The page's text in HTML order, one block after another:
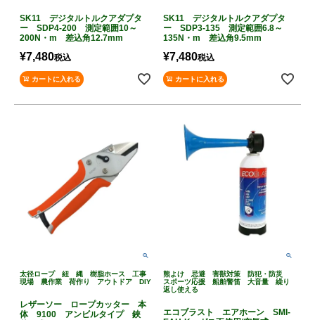
SK11 デジタルトルクアダプタ
ー SDP4-200 測定範囲10～
200N・m 差込角12.7mm
¥7,480税込
カートに入れる
SK11 デジタルトルクアダプタ
ー SDP3-135 測定範囲6.8～
135N・m 差込角9.5mm
¥7,480税込
カートに入れる
太径ロープ 紐 縄 樹脂ホース 工事
現場 農作業 荷作り アウトドア DIY
レザーソー ロープカッター 本
体 9100 アンビルタイプ 鋏
熊よけ 忌避 害獣対策 防犯・防災
スポーツ応援 船舶警笛 大音量 繰り
返し使える
エコブラスト エアホーン SMI-